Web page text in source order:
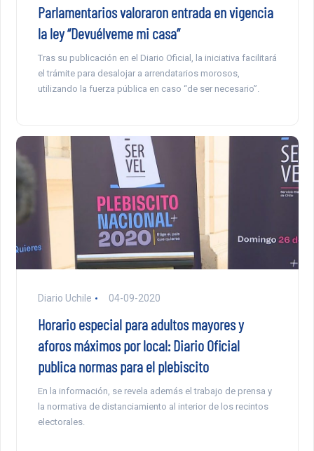
Parlamentarios valoraron entrada en vigencia
la ley “Devuélveme mi casa”
Tras su publicación en el Diario Oficial, la iniciativa facilitará
el trámite para desalojar a arrendatarios morosos,
utilizando la fuerza pública en caso “de ser necesario”.
Diario Uchile 04-09-2020
Horario especial para adultos mayores y
aforos máximos por local: Diario Oficial
publica normas para el plebiscito
En la información, se revela además el trabajo de prensa y
la normativa de distanciamiento al interior de los recintos
electorales.